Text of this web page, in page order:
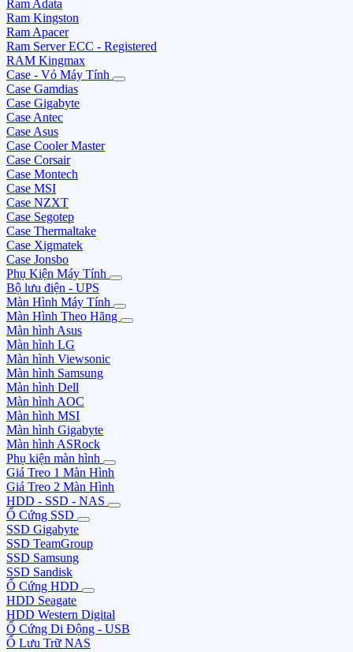
Ram Adata
Ram Kingston
Ram Apacer
Ram Server ECC - Registered
RAM Kingmax
Case - Vỏ Máy Tính
Case Gamdias
Case Gigabyte
Case Antec
Case Asus
Case Cooler Master
Case Corsair
Case Montech
Case MSI
Case NZXT
Case Segotep
Case Thermaltake
Case Xigmatek
Case Jonsbo
Phụ Kiện Máy Tính
Bộ lưu điện - UPS
Màn Hình Máy Tính
Màn Hình Theo Hãng
Màn hình Asus
Màn hình LG
Màn hình Viewsonic
Màn hình Samsung
Màn hình Dell
Màn hình AOC
Màn hình MSI
Màn hình Gigabyte
Màn hình ASRock
Phụ kiện màn hình
Giá Treo 1 Màn Hình
Giá Treo 2 Màn Hình
HDD - SSD - NAS
Ổ Cứng SSD
SSD Gigabyte
SSD TeamGroup
SSD Samsung
SSD Sandisk
Ổ Cứng HDD
HDD Seagate
HDD Western Digital
Ổ Cứng Di Động - USB
Ổ Lưu Trữ NAS